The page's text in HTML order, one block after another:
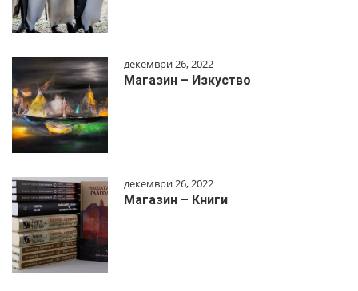
декември 26, 2022
Магазин – Изкуство
декември 26, 2022
Магазин – Книги